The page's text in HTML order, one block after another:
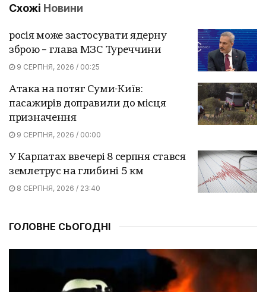
Схожі Новини
росія може застосувати ядерну
зброю – глава МЗС Туреччини
9 СЕРПНЯ, 2026 / 00:25
Атака на потяг Суми-Київ:
пасажирів доправили до місця
призначення
9 СЕРПНЯ, 2026 / 00:00
У Карпатах ввечері 8 серпня стався
землетрус на глибині 5 км
8 СЕРПНЯ, 2026 / 23:40
ГОЛОВНЕ СЬОГОДНІ